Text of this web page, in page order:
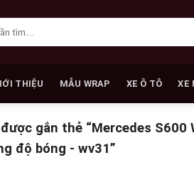
THIỆU MẪU WRAP XE Ô TÔ XE
gắn thẻ “Mercedes S600
độ bóng - wv31”